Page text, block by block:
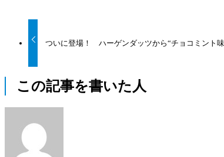
ついに登場！ ハーゲンダッツから“チョコミント
この記事を書いた人